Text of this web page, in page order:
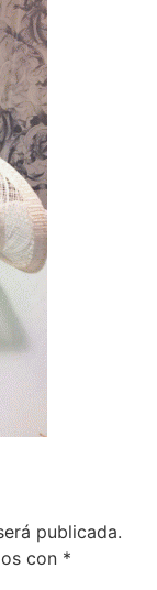
publicada.
con *